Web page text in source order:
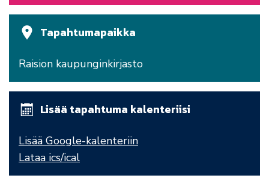
Tapahtumapaikka
Raision kaupunginkirjasto
Lisää tapahtuma kalenteriisi
Lisää Google-kalenteriin
Lataa ics/ical